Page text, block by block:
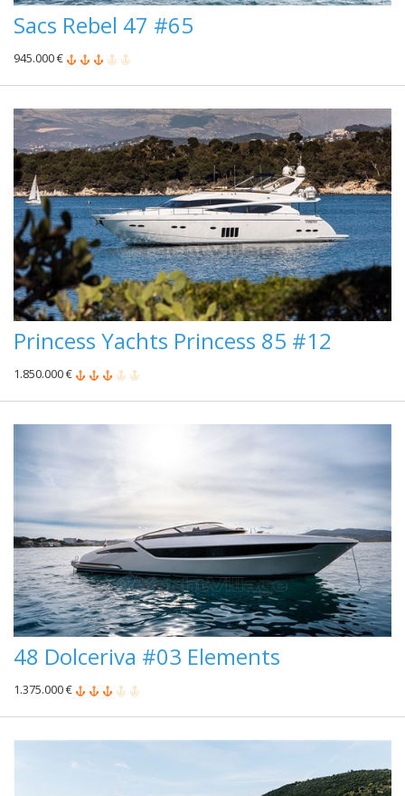
Sacs Rebel 47 #65
945.000 €
Princess Yachts Princess 85 #12
1.850.000 €
48 Dolceriva #03 Elements
1.375.000 €